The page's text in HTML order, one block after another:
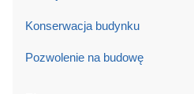
Konserwacja budynku
Pozwolenie na budowę